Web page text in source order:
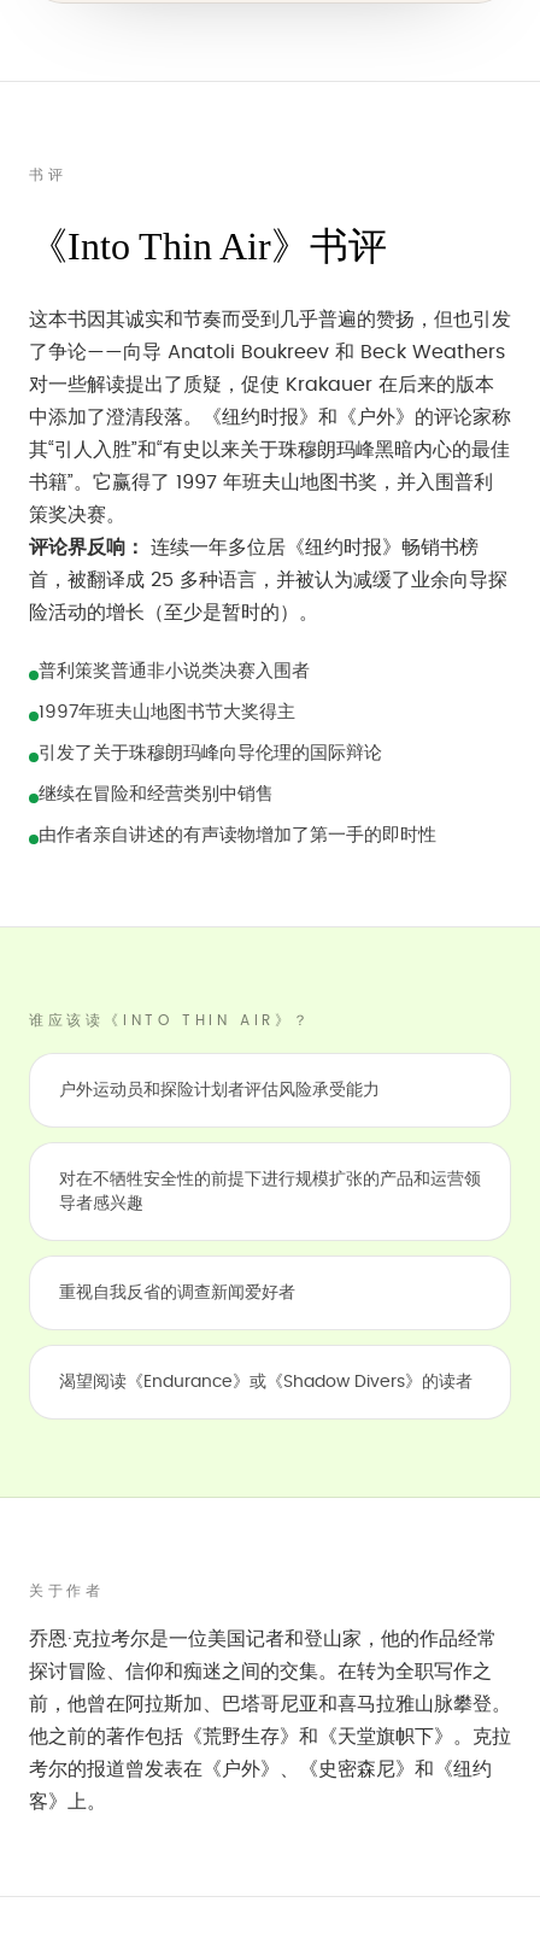
书评
《Into Thin Air》书评
这本书因其诚实和节奏而受到几乎普遍的赞扬，但也引发
了争论——向导 Anatoli Boukreev 和 Beck Weathers
对一些解读提出了质疑，促使 Krakauer 在后来的版本
中添加了澄清段落。《纽约时报》和《户外》的评论家称
其“引人入胜”和“有史以来关于珠穆朗玛峰黑暗内心的最佳
书籍”。它赢得了 1997 年班夫山地图书奖，并入围普利
策奖决赛。
评论界反响：
连续一年多位居《纽约时报》畅销书榜
首，被翻译成 25 多种语言，并被认为减缓了业余向导探
险活动的增长（至少是暂时的）。
普利策奖普通非小说类决赛入围者
1997年班夫山地图书节大奖得主
引发了关于珠穆朗玛峰向导伦理的国际辩论
继续在冒险和经营类别中销售
由作者亲自讲述的有声读物增加了第一手的即时性
谁应该读《INTO THIN AIR》？
户外运动员和探险计划者评估风险承受能力
对在不牺牲安全性的前提下进行规模扩张的产品和运营领
导者感兴趣
重视自我反省的调查新闻爱好者
渴望阅读《Endurance》或《Shadow Divers》的读者
关于作者
乔恩·克拉考尔是一位美国记者和登山家，他的作品经常
探讨冒险、信仰和痴迷之间的交集。在转为全职写作之
前，他曾在阿拉斯加、巴塔哥尼亚和喜马拉雅山脉攀登。
他之前的著作包括《荒野生存》和《天堂旗帜下》。克拉
考尔的报道曾发表在《户外》、《史密森尼》和《纽约
客》上。